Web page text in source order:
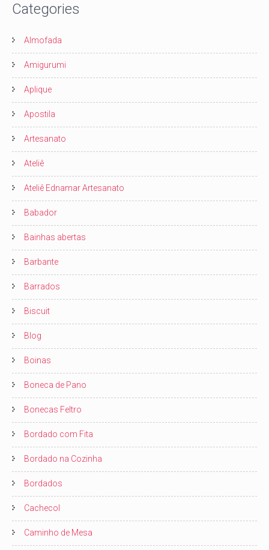
Categories
Almofada
Amigurumi
Aplique
Apostila
Artesanato
Ateliê
Ateliê Ednamar Artesanato
Babador
Bainhas abertas
Barbante
Barrados
Biscuit
Blog
Boinas
Boneca de Pano
Bonecas Feltro
Bordado com Fita
Bordado na Cozinha
Bordados
Cachecol
Caminho de Mesa